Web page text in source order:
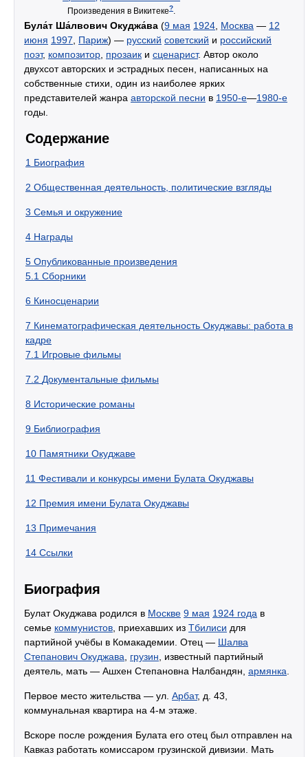
Произведения в Викитеке?.
Була́т Ша́лвович Окуджа́ва (9 мая 1924 Москва — 12
июня 1997 Париж) — русский советский и российский
поэт, композитор прозаик и сценарист. Автор около
двухсот авторских и эстрадных песен, написанных на
собственные стихи, один из наиболее ярких
представителей жанра авторской песни в 1950-е—1980-е
годы.
Содержание
1 Биография
2 Общественная деятельность, политические взгляды
3 Семья и окружение
4 Награды
5 Опубликованные произведения
5.1 Сборники
6 Киносценарии
7 Кинематографическая деятельность Окуджавы: работа в
кадре
7.1 Игровые фильмы
7.2 Документальные фильмы
8 Исторические романы
9 Библиография
10 Памятники Окуджаве
11 Фестивали и конкурсы имени Булата Окуджавы
12 Премия имени Булата Окуджавы
13 Примечания
14 Ссылки
Биография
Булат Окуджава родился в Москве 9 мая 1924 года в
семье коммунистов , приехавших из Тбилиси для
партийной учёбы в Комакадемии. Отец — Шалва
Степанович Окуджава
грузин , известный партийный
деятель, мать — Ашхен Степановна Налбандян, армянка
Первое место жительства — ул. Арбат, д. 43,
коммунальная квартира на 4-м этаже.
Вскоре после рождения Булата его отец был отправлен на
Кавказ работать комиссаром грузинской дивизии. Мать